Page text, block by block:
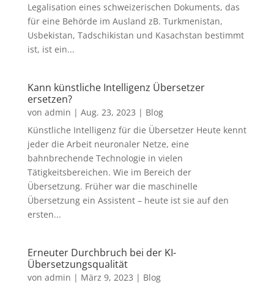
Legalisation eines schweizerischen Dokuments, das
für eine Behörde im Ausland zB. Turkmenistan,
Usbekistan, Tadschikistan und Kasachstan bestimmt
ist, ist ein...
Kann künstliche Intelligenz Übersetzer
ersetzen?
von admin | Aug. 23, 2023 | Blog
Künstliche Intelligenz für die Übersetzer Heute kennt
jeder die Arbeit neuronaler Netze, eine
bahnbrechende Technologie in vielen
Tätigkeitsbereichen. Wie im Bereich der
Übersetzung. Früher war die maschinelle
Übersetzung ein Assistent – ​​heute ist sie auf den
ersten...
Erneuter Durchbruch bei der KI-
Übersetzungsqualität
von admin | März 9, 2023 | Blog